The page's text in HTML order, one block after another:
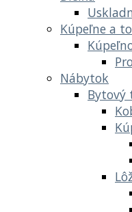
Kúpeľne a
Nábytok
Bytový